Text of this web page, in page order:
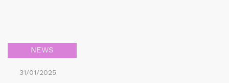
NEWS
31/01/2025